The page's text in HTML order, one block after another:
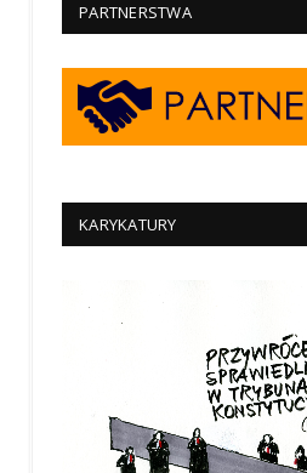
PARTNERSTWA
KARYKATURY